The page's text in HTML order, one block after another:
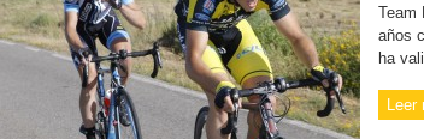
Team
años
ha
Leer